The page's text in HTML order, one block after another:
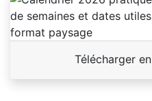
Télécharger en